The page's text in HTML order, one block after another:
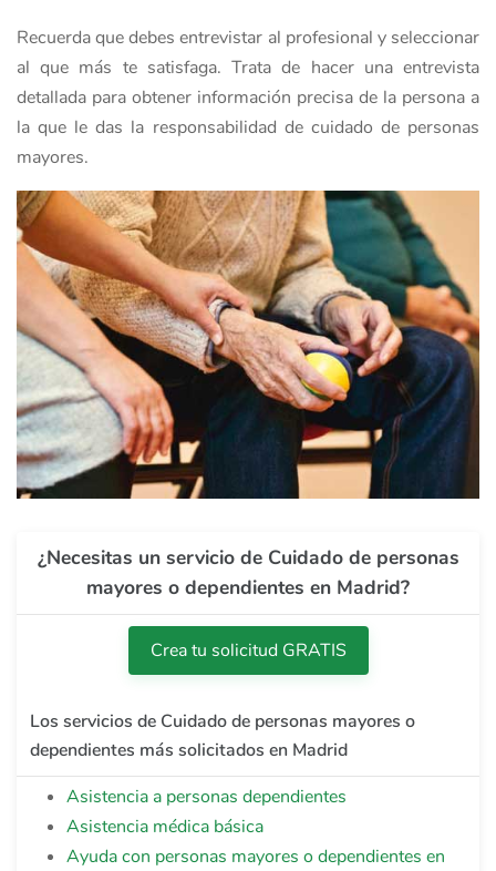
Recuerda que debes entrevistar al profesional y seleccionar
al que más te satisfaga. Trata de hacer una entrevista
detallada para obtener información precisa de la persona a
la que le das la responsabilidad de cuidado de personas
mayores.
¿Necesitas un servicio de Cuidado de personas
mayores o dependientes en Madrid?
Crea tu solicitud GRATIS
Los servicios de Cuidado de personas mayores o
dependientes más solicitados en Madrid
Asistencia a personas dependientes
Asistencia médica básica
Ayuda con personas mayores o dependientes en